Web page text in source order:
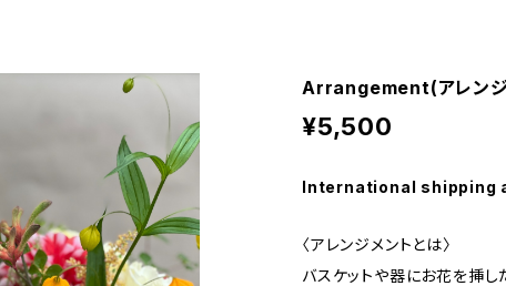
Arrangement(アレンジ
¥5,500
International shipping
〈アレンジメントとは〉
バスケットや器にお花を挿し